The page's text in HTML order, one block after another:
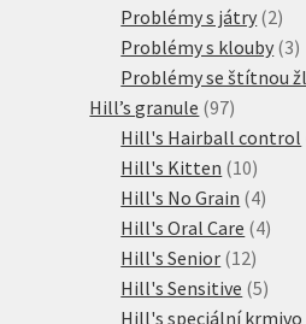
produkty
Problémy s játry 22
Problémy s klouby 33
Problémy se štítnou
Hill’s granule 9797
produktů
Hill's Hairball control
Hill's Kitten 1010
Hill's No Grain 44
Hill's Oral Care 44
Hill's Senior 1212
Hill's Sensitive 55
Hill's speciální krmivo